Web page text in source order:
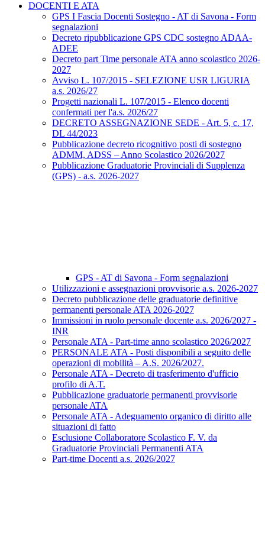
DOCENTI E ATA
GPS I Fascia Docenti Sostegno - AT di Savona - Form
segnalazioni
Decreto ripubblicazione GPS CDC sostegno ADAA-
ADEE
Decreto part Time personale ATA anno scolastico 2026-
2027
Avviso L. 107/2015 - SELEZIONE USR LIGURIA
a.s. 2026/27
Progetti nazionali L. 107/2015 - Elenco docenti
confermati per l'a.s. 2026/27
DECRETO ASSEGNAZIONE SEDE - Art. 5, c. 17,
DL 44/2023
Pubblicazione decreto ricognitivo posti di sostegno
ADMM, ADSS – Anno Scolastico 2026/2027
Pubblicazione Graduatorie Provinciali di Supplenza
(GPS) - a.s. 2026-2027
GPS - AT di Savona - Form segnalazioni
Utilizzazioni e assegnazioni provvisorie a.s. 2026-2027
Decreto pubblicazione delle graduatorie definitive
permanenti personale ATA 2026-2027
Immissioni in ruolo personale docente a.s. 2026/2027 -
INR
Personale ATA - Part-time anno scolastico 2026/2027
PERSONALE ATA - Posti disponibili a seguito delle
operazioni di mobilità – A.S. 2026/2027.
Personale ATA - Decreto di trasferimento d'ufficio
profilo di A.T.
Pubblicazione graduatorie permanenti provvisorie
personale ATA
Personale ATA - Adeguamento organico di diritto alle
situazioni di fatto
Esclusione Collaboratore Scolastico F. V. da
Graduatorie Provinciali Permanenti ATA
Part-time Docenti a.s. 2026/2027